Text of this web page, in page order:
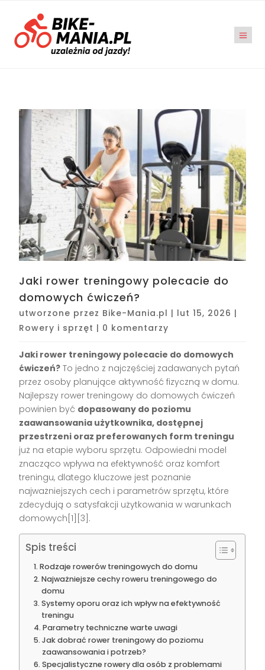
Jaki rower treningowy polecacie do
domowych ćwiczeń?
utworzone przez Bike-Mania.pl | lut 15, 2026 |
Rowery i sprzęt | 0 komentarzy
Jaki rower treningowy polecacie do domowych
ćwiczeń? To jedno z najczęściej zadawanych pytań
przez osoby planujące aktywność fizyczną w domu.
Najlepszy rower treningowy do domowych ćwiczeń
powinien być dopasowany do poziomu
zaawansowania użytkownika, dostępnej
przestrzeni oraz preferowanych form treningu
już na etapie wyboru sprzętu. Odpowiedni model
znacząco wpływa na efektywność oraz komfort
treningu, dlatego kluczowe jest poznanie
najważniejszych cech i parametrów sprzętu, które
zdecydują o satysfakcji użytkowania w warunkach
domowych[1][3].
Spis treści
Rodzaje rowerów treningowych do domu
Najważniejsze cechy roweru treningowego do
domu
Systemy oporu oraz ich wpływ na efektywność
treningu
Parametry techniczne warte uwagi
Jak dobrać rower treningowy do poziomu
zaawansowania i potrzeb?
Specjalistyczne rowery dla osób z problemami